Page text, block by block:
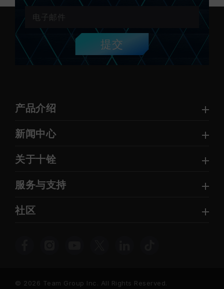
提交
产品介绍
新闻中心
关于十铨
服务与支持
社区
© 2026 Team Group Inc. All Rights Reserved.